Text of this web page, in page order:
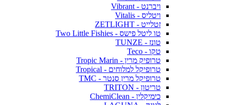
ויברנט - Vibrant
ויטליס - Vitalis
זטלייט - ZETLIGHT
טו ליטל פישס - Two Little Fishies
טונז - TUNZE
טקו - Teco
טרופיק מרין - Tropic Marin
טרופיקל למלוחים - Tropical
טרופיקל מרין סנטר - TMC
טריטון - TRITON
כימיקלין - ChemiClean